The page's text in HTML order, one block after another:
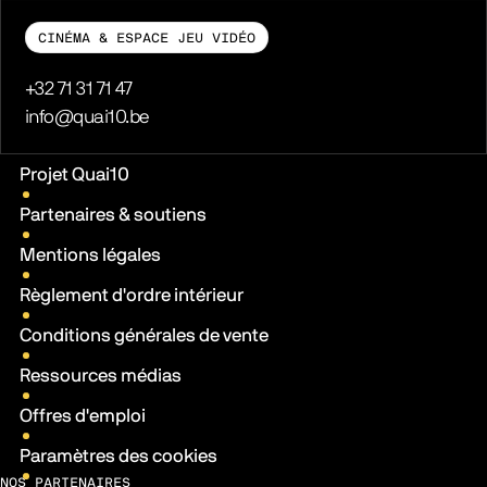
CINÉMA & ESPACE JEU VIDÉO
Téléphone
+32 71 31 71 47
E-mail
info@quai10.be
Liens pratiques
Projet Quai10
Partenaires & soutiens
Mentions légales
Règlement d'ordre intérieur
Conditions générales de vente
Ressources médias
Offres d'emploi
Paramètres des cookies
NOS PARTENAIRES